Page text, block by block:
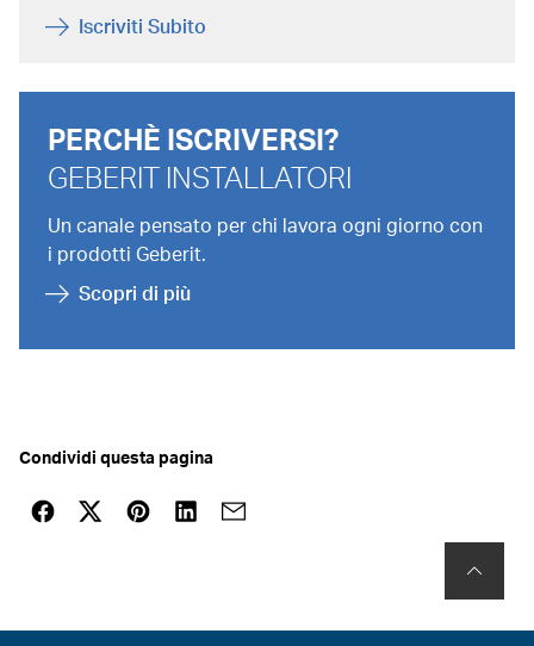
Iscriviti Subito
PERCHÈ ISCRIVERSI?
GEBERIT INSTALLATORI
Un canale pensato per chi lavora ogni giorno con
i prodotti Geberit.
Scopri di più
Condividi questa pagina